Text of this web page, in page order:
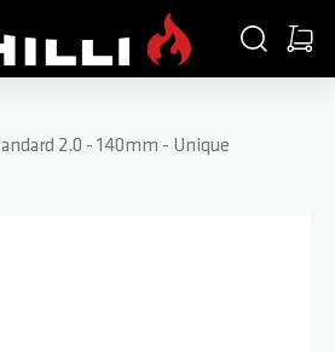
CHERCHER
2.0 - 140mm - Unique